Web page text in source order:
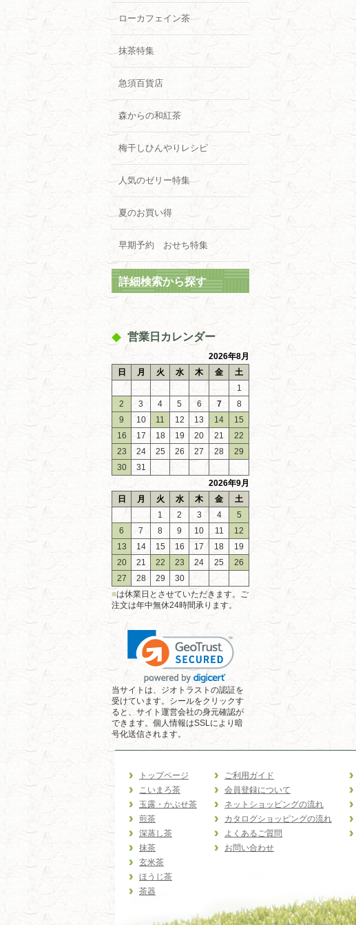
ローカフェイン茶
抹茶特集
急須百貨店
森からの和紅茶
梅干しひんやりレシピ
人気のゼリー特集
夏のお買い得
早期予約 おせち特集
詳細検索から探す
営業日カレンダー
2026年8月
日
月 火 水 木 金
土
1
2
3 4 5 6 7
8
9
10 11 12 13 14
15
16
17 18 19 20 21
22
23
24 25 26 27 28
29
30
31
2026年9月
日
月 火 水 木 金
土
1
2 3 4
5
6
7 8 9 10 11
12
13
14 15 16 17 18
19
20
21 22 23 24 25
26
27
28 29
30
■は休業日とさせていただきます。ご
注文は年中無休24時間承ります。
当サイトは、ジオトラストの認証を
受けています。シールをクリックす
ると、サイト運営会社の身元確認が
できます。個人情報はSSLにより暗
号化送信されます。
トップページ
こいまろ茶
玉露・かぶせ茶
煎茶
深蒸し茶
抹茶
玄米茶
ほうじ茶
茶器
ご利用ガイド
会員登録について
ネットショッピングの流れ
カタログショッピングの流れ
よくあるご質問
お問い合わせ